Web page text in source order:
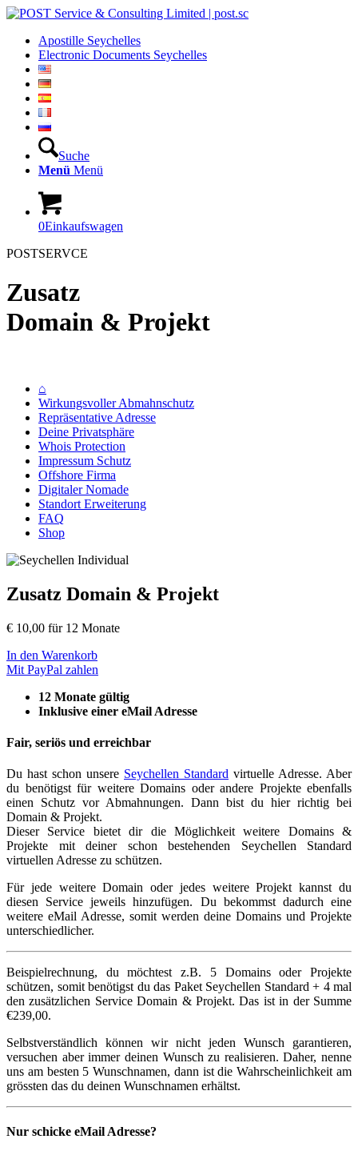
Apostille Seychelles
Electronic Documents Seychelles
Suche
Menü Menü
0Einkaufswagen
POSTSERVCE
Zusatz
Domain & Projekt
⌂
Wirkungsvoller Abmahnschutz
Repräsentative Adresse
Deine Privatsphäre
Whois Protection
Impressum Schutz
Offshore Firma
Digitaler Nomade
Standort Erweiterung
FAQ
Shop
Zusatz Domain & Projekt
€ 10,00 für 12 Monate
In den Warenkorb
Mit PayPal zahlen
12 Monate gültig
Inklusive einer eMail Adresse
Fair, seriös und erreichbar
Du hast schon unsere Seychellen Standard virtuelle Adresse. Aber
du benötigst für weitere Domains oder andere Projekte ebenfalls
einen Schutz vor Abmahnungen. Dann bist du hier richtig bei
Domain & Projekt.
Dieser Service bietet dir die Möglichkeit weitere Domains &
Projekte mit deiner schon bestehenden Seychellen Standard
virtuellen Adresse zu schützen.
Für jede weitere Domain oder jedes weitere Projekt kannst du
diesen Service jeweils hinzufügen. Du bekommst dadurch eine
weitere eMail Adresse, somit werden deine Domains und Projekte
unterschiedlicher.
Beispielrechnung, du möchtest z.B. 5 Domains oder Projekte
schützen, somit benötigst du das Paket Seychellen Standard + 4 mal
den zusätzlichen Service Domain & Projekt. Das ist in der Summe
€239,00.
Selbstverständlich können wir nicht jeden Wunsch garantieren,
versuchen aber immer deinen Wunsch zu realisieren. Daher, nenne
uns am besten 5 Wunschnamen, dann ist die Wahrscheinlichkeit am
grössten das du deinen Wunschnamen erhältst.
Nur schicke eMail Adresse?